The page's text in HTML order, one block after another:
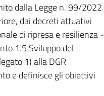
dalla Legge n. 99/2022
dai decreti attuativi
di ripresa e resilienza -
1.5 Sviluppo del
1) alla DGR
e definisce gli obiettivi